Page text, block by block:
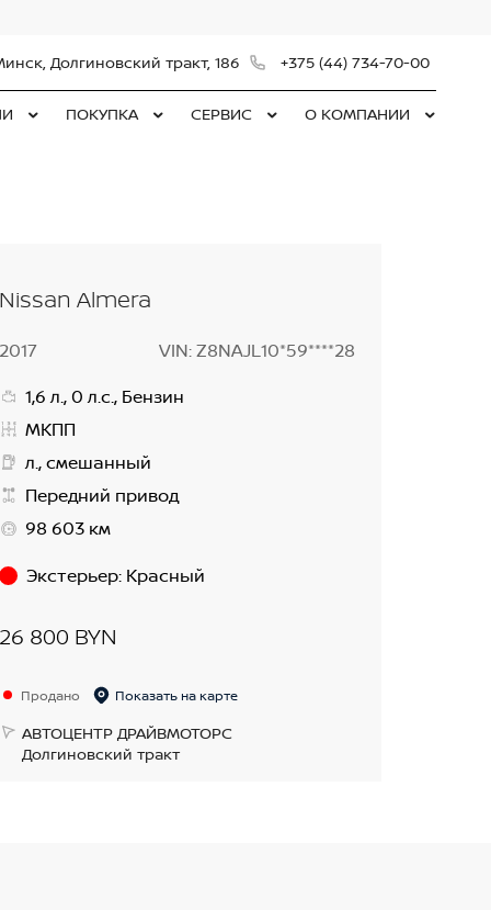
Долгиновский тракт, 186 +375 (44) 734-70-00
ПОКУПКА СЕРВИС О КОМПАНИИ
Nissan Almera
2017
VIN: Z8NAJL10*59****28
1,6 л., 0 л.с., Бензин
МКПП
л., смешанный
Передний привод
98 603 км
Экстерьер: Красный
26 800 BYN
Продано Показать на карте
АВТОЦЕНТР ДРАЙВМОТОРС
Долгиновский тракт